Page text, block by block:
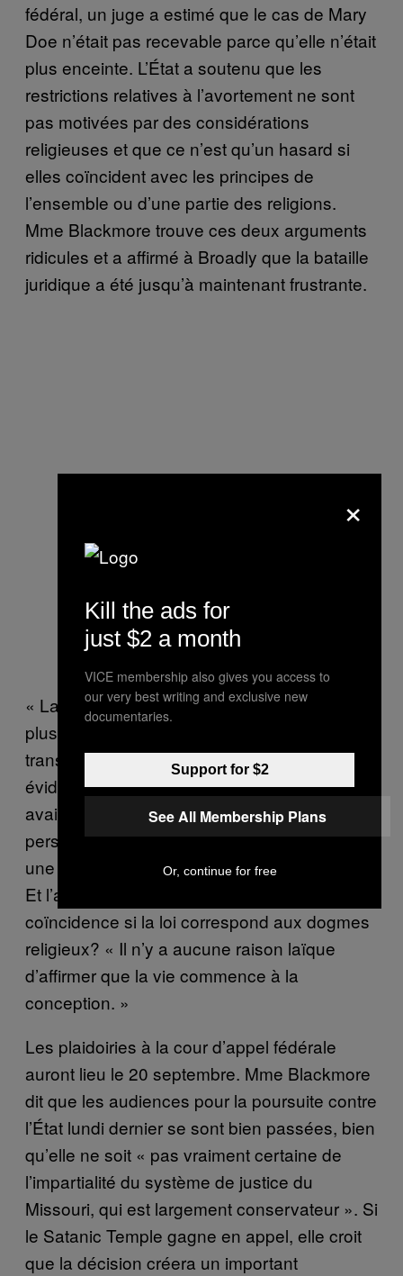
fédéral, un juge a estimé que le cas de Mary
Doe n’était pas recevable parce qu’elle n’était
plus enceinte. L’État a soutenu que les
restrictions relatives à l’avortement ne sont
pas motivées par des considérations
religieuses et que ce n’est qu’un hasard si
elles coïncident avec les principes de
l’ensemble ou d’une partie des religions.
Mme Blackmore trouve ces deux arguments
ridicules et a affirmé à Broadly que la bataille
juridique a été jusqu’à maintenant frustrante.
« La cour affirme que, comme Mary n’était
plus enceinte, les lois ne pouvaient plus
transgresser ses croyances religieuses. C’est
évidemment absurde, dit-elle. Les torts
avaient déjà été causés. Dans cette logique,
personne ne pourrait poursuivre en justice
une fois que le crime commis est terminé. »
Et l’affirmation selon laquelle ce n’est qu’une
coïncidence si la loi correspond aux dogmes
religieux? « Il n’y a aucune raison laïque
d’affirmer que la vie commence à la
conception. »
Les plaidoiries à la cour d’appel fédérale
auront lieu le 20 septembre. Mme Blackmore
dit que les audiences pour la poursuite contre
l’État lundi dernier se sont bien passées, bien
qu’elle ne soit « pas vraiment certaine de
l’impartialité du système de justice du
Missouri, qui est largement conservateur ». Si
le Satanic Temple gagne en appel, elle croit
que la décision créera un important
×
Kill the ads for
just $2 a month
VICE membership also gives you access to
our very best writing and exclusive new
documentaries.
Support for $2
See All Membership Plans
Or, continue for free